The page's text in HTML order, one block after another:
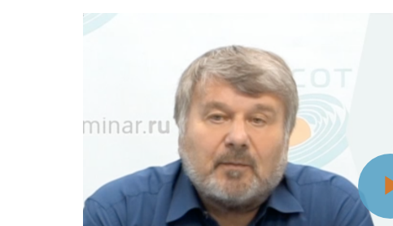
Предварительный просмотр.